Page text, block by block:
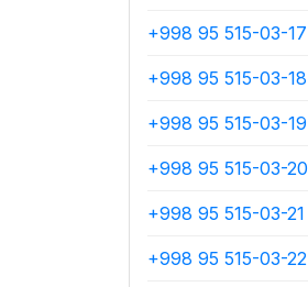
+998 95 515-03-17
+998 95 515-03-18
+998 95 515-03-19
+998 95 515-03-20
+998 95 515-03-21
+998 95 515-03-22